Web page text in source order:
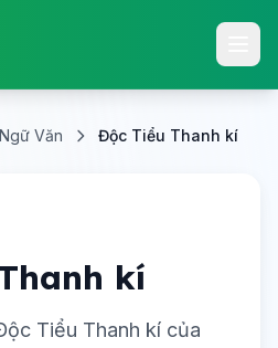
Ngữ Văn Độc Tiểu Thanh kí
kí
Tiểu Thanh kí của